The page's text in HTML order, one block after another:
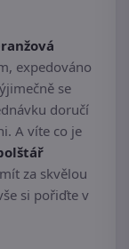
expedováno
se
doručí
A víte co je
za skvělou
si pořiďte v